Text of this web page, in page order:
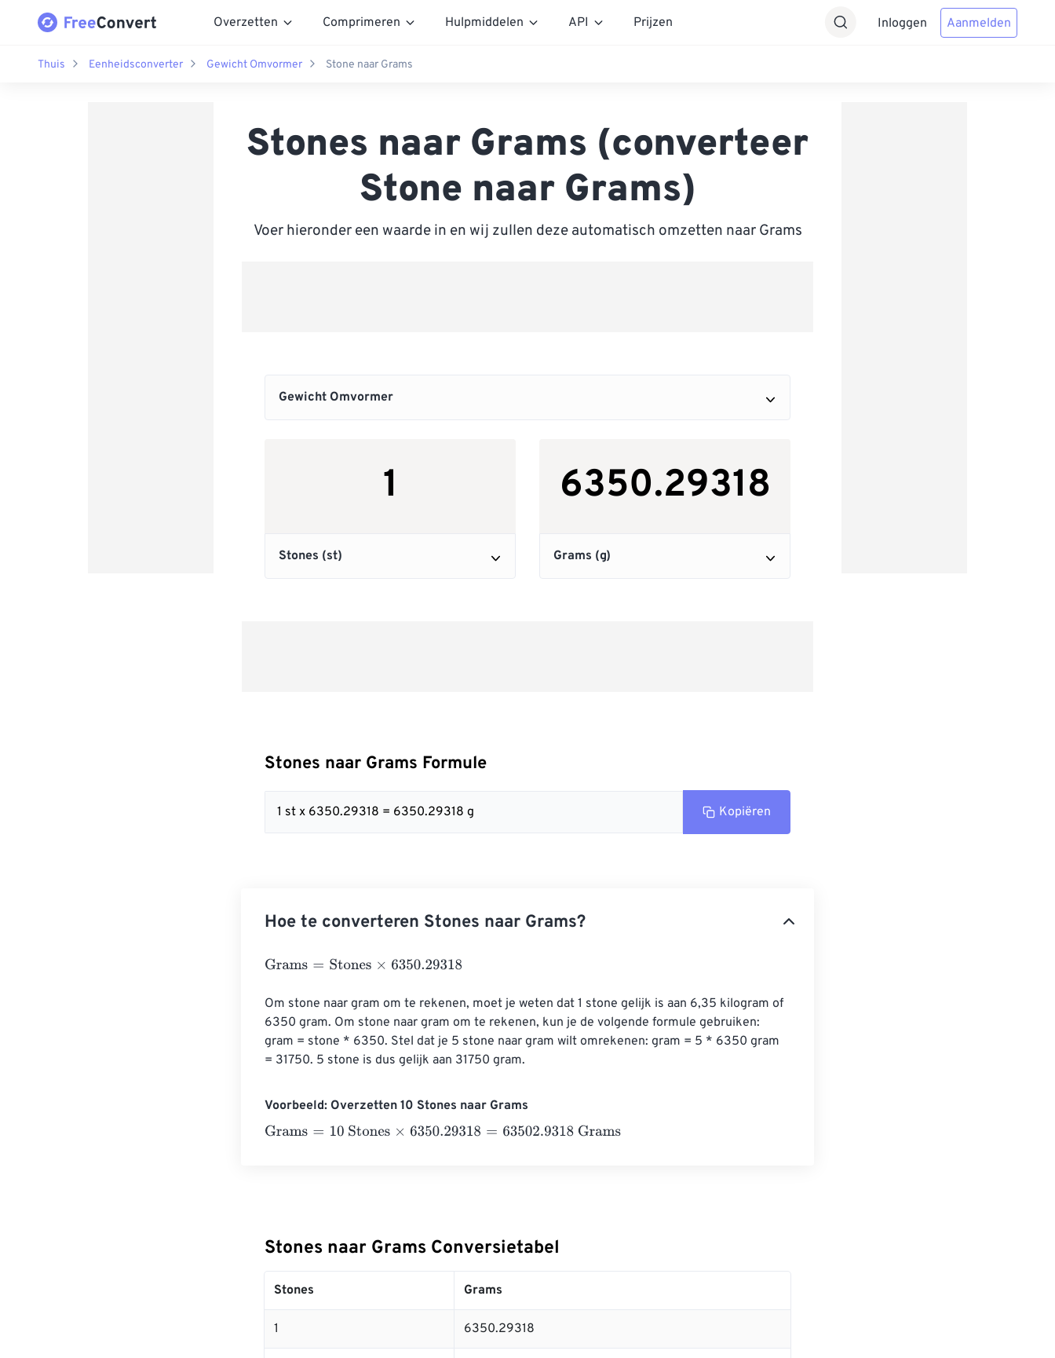
Overzetten Comprimeren Hulpmiddelen API Prijzen Inloggen Aanmelden
Thuis Eenheidsconverter Gewicht Omvormer Stone naar Grams
Stones naar Grams (converteer
Stone naar Grams)
Voer hieronder een waarde in en wij zullen deze automatisch omzetten naar Grams
Stones naar Grams Formule
1 st x 6350.29318 = 6350.29318 g Kopiëren
Hoe te converteren Stones naar Grams?
Grams= Stones×6350.29318
Om stone naar gram om te rekenen, moet je weten dat 1 stone gelijk is aan 6,35 kilogram of
6350 gram. Om stone naar gram om te rekenen, kun je de volgende formule gebruiken:
gram = stone * 6350. Stel dat je 5 stone naar gram wilt omrekenen: gram = 5 * 6350 gram
= 31750. 5 stone is dus gelijk aan 31750 gram.
Voorbeeld: Overzetten 10 Stones naar Grams
Grams= 10 Stones×6350.29318=63502.9318 Grams
Stones naar Grams Conversietabel
Stones Grams
1 6350.29318